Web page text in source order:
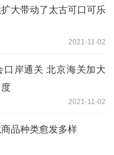
大带动了太古可口可乐
2021-11-02
口岸通关 北京海关加大
2021-11-02
品种类愈发多样